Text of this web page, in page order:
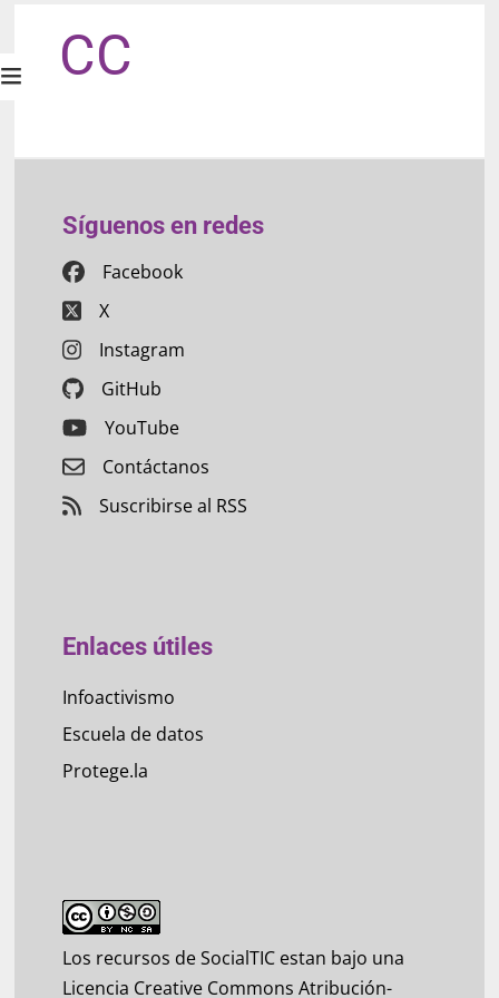
CC
Síguenos en redes
Facebook
X
Instagram
GitHub
YouTube
Contáctanos
Suscribirse al RSS
Enlaces útiles
Infoactivismo
Escuela de datos
Protege.la
Los recursos de SocialTIC estan bajo una
Licencia Creative Commons Atribución-